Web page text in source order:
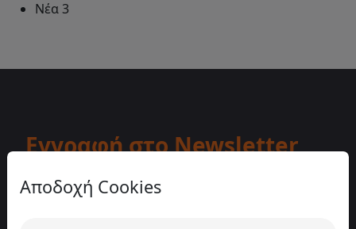
Νέα3
Εγγραφή στο Newsletter
Μάθε πρώτος για νέες αφίξεις, προσφορές &
Αποδοχή Cookies